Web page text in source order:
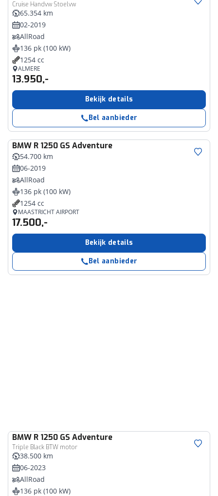
Cruise Handvw Stoelvw
65.354 km
02-2019
AllRoad
136 pk (100 kW)
1254 cc
ALMERE
13.950,-
Bekijk details
Bel aanbieder
BMW R 1250 GS Adventure
54.700 km
06-2019
AllRoad
136 pk (100 kW)
1254 cc
MAASTRICHT AIRPORT
17.500,-
Bekijk details
Bel aanbieder
BMW R 1250 GS Adventure
Triple Black BTW motor
38.500 km
06-2023
AllRoad
136 pk (100 kW)